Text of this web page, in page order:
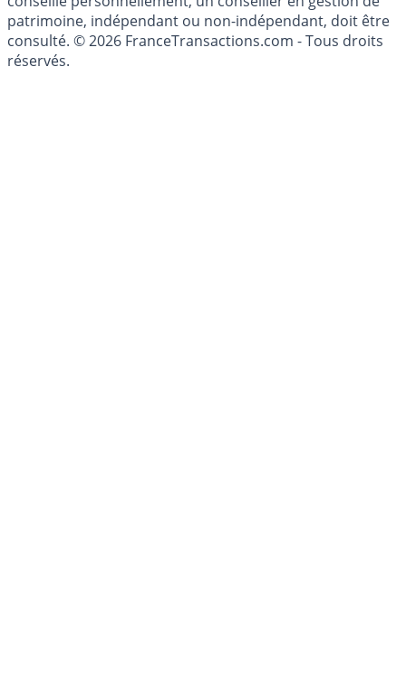
investissements financiers est réglementée. Afin d'être
conseillé personnellement, un conseiller en gestion de
patrimoine, indépendant ou non-indépendant, doit être